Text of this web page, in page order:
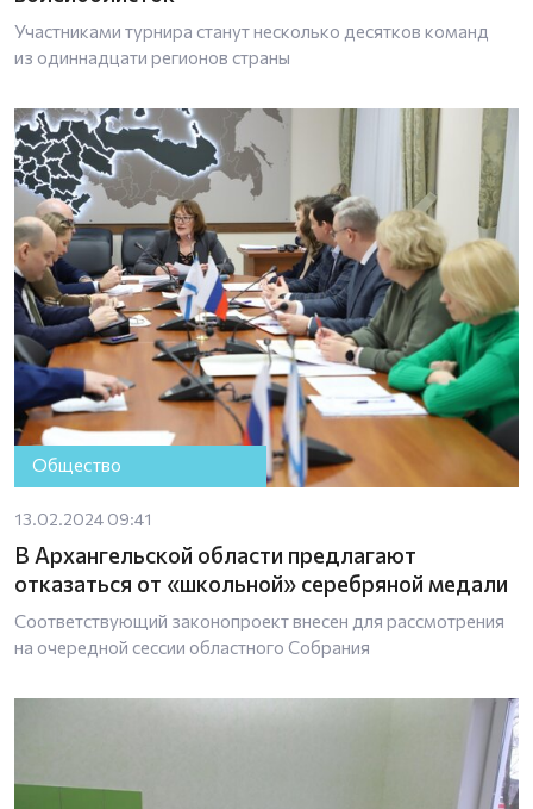
Участниками турнира станут несколько десятков команд
из одиннадцати регионов страны
Общество
13.02.2024 09:41
В Архангельской области предлагают
отказаться от «школьной» серебряной медали
Соответствующий законопроект внесен для рассмотрения
на очередной сессии областного Собрания